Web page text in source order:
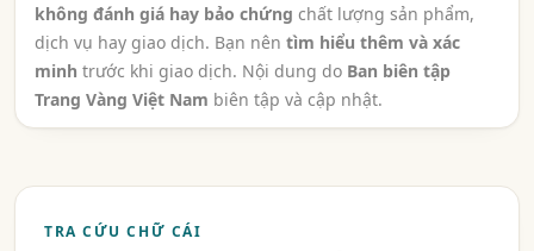
không đánh giá hay bảo chứng chất lượng sản phẩm,
dịch vụ hay giao dịch. Bạn nên tìm hiểu thêm và xác
minh trước khi giao dịch. Nội dung do Ban biên tập
Trang Vàng Việt Nam biên tập và cập nhật.
TRA CỨU CHỮ CÁI